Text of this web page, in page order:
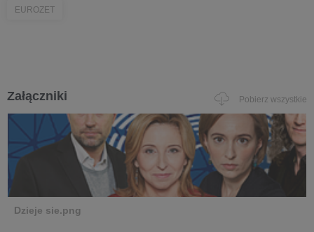
EUROZET
Załączniki Pobierz wszystkie
Dzieje sie.png